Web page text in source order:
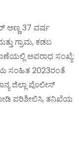
ಅಣ್ಣ 37 ವರ್ಷ
ಗ್ರಾಮ, ಕಡಬ
ಅಪರಾಧ ಸಂಖ್ಯೆ:
ಸಂಹಿತ 2023ರಂತೆ
ಜಿಲ್ಲಾ ಪೊಲೀಸ್
ಪರಿಶೀಲಿಸಿ, ತನಿಖೆಯ